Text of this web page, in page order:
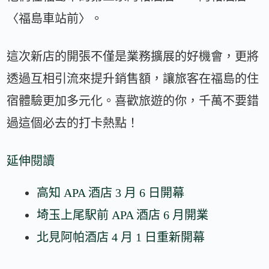
〈福島車站前〉。
這次新店的開張不僅是業務擴展的好機會，更將
透過互相引流來提升銷售額，讓旅客在福島的住
宿體驗更加多元化。喜歡旅遊的你，千萬不要錯
過這個必去的打卡熱點！
延伸閱讀
高知 APA 酒店 3 月 6 日開幕
埼玉上尾駅前 APA 酒店 6 月開業
北見阿帕酒店 4 月 1 日重新開幕